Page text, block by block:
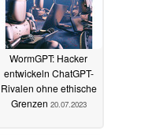
WormGPT: Hacker
entwickeln ChatGPT-
Rivalen ohne ethische
Grenzen 20.07.2023